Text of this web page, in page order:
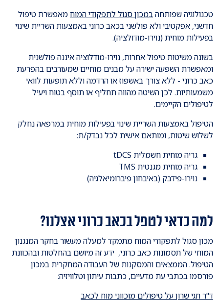
טכנולוגיה שפותחהבמכון סגול לתפקודי המוח מאפשרת טיפול
חדשני, אפקטיבי ולא פולשני בכאב כרוני באמצעות השריית שינוי
בפעילות מוחית (נוירו-מודולציה).
בשונה משיטות טיפול אחרות, נוירו-מודלוציה איננה פולשנית
ומאפשרת השפעה ישירה על מבנים מוחיים שמעורבים בהפרעת
כאב כרוני - ללא צורך באשפוז או הרדמה וללא תופעות לוואי
משמעותיות. לכן השיטה מהווה תחליף או תוסף בטוח ויעיל
לטיפולים הקיימים.
הטיפול באמצעות השריית שינוי בפעילות מוחית במרפאה נחלק
לשלוש שיטות, ומותאם אישית לכל נבדק/ת:
גריה מוחית חשמלית tDCS
גריה מוחית מגנטית TMS
נוירו-פידבק (באיבחון פיברומיאלגיה)
למה כדאי לטפל בכאב כרוני אצלנו?
מכון סגול לתפקודי המוח מתמקד למעלה מעשור בחקר המנגנון
המוחי של תסמונות כאב כרוני, ידע זה מיושם בהחלטות ובהכוונת
הטיפול. הממצאים והמסקנות של העבודה המחקרית במכון
פורסמו בכתבי עת מדעיים, כתבות עיתון וטלוויזיה:
ד"ר חגי שרון על טיפולים מוכווני מוח לכאב